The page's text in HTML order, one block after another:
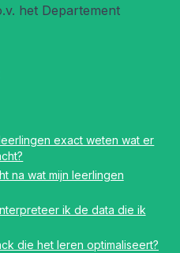
het Departement
exact weten wat er
na wat mijn leerlingen
ik de data die ik
die het leren optimaliseert?